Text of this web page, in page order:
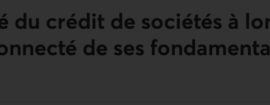
du crédit de sociétés à
de ses